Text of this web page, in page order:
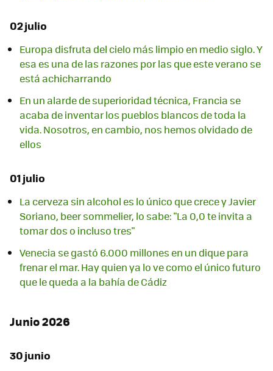
02 julio
Europa disfruta del cielo más limpio en medio siglo. Y
esa es una de las razones por las que este verano se
está achicharrando
En un alarde de superioridad técnica, Francia se
acaba de inventar los pueblos blancos de toda la
vida. Nosotros, en cambio, nos hemos olvidado de
ellos
01 julio
La cerveza sin alcohol es lo único que crece y Javier
Soriano, beer sommelier, lo sabe: "La 0,0 te invita a
tomar dos o incluso tres"
Venecia se gastó 6.000 millones en un dique para
frenar el mar. Hay quien ya lo ve como el único futuro
que le queda a la bahía de Cádiz
Junio 2026
30 junio